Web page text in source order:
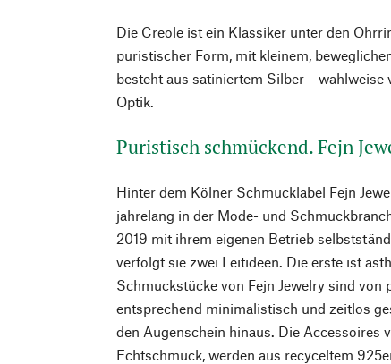
Die Creole ist ein Klassiker unter den
puristischer Form, mit kleinem,
besteht aus satiniertem Silber –
Optik.
Puristisch schmückend. Fejn
Hinter dem Kölner Schmucklabel Fejn
jahrelang in der Mode- und
2019 mit ihrem eigenen Betrieb
verfolgt sie zwei Leitideen. Die erste ist
Schmuckstücke von Fejn Jewelry sind
entsprechend minimalistisch und zeitlos
den Augenschein hinaus. Die Accessoires
Echtschmuck, werden aus recyceltem